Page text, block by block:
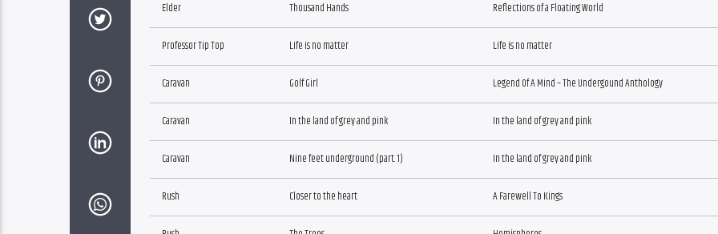
Elder Thousand Hands Reflections of a Floating World
Professor Tip Top Life is no matter Life is no matter
Caravan Golf Girl Legend Of A Mind – The Undergound Anthology
Caravan In the land of grey and pink In the land of grey and pink
Caravan Nine feet underground (part. 1) In the land of grey and pink
Rush Closer to the heart A Farewell To Kings